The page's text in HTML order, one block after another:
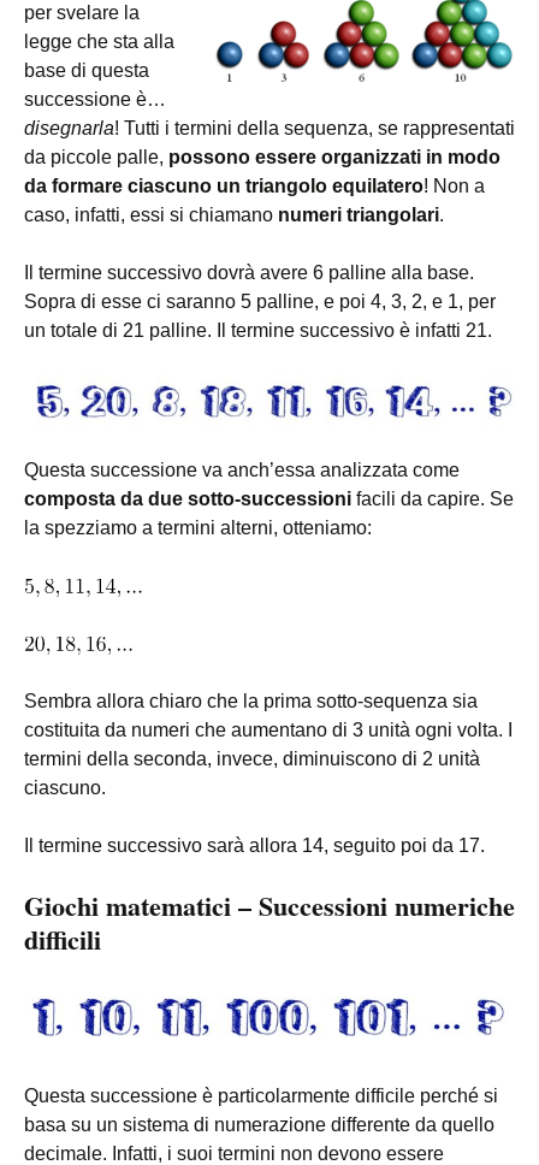
per svelare la
legge che sta alla
base di questa
successione è…
disegnarla! Tutti i termini della sequenza, se rappresentati
da piccole palle, possono essere organizzati in modo
da formare ciascuno un triangolo equilatero! Non a
caso, infatti, essi si chiamano numeri triangolari.
Il termine successivo dovrà avere 6 palline alla base.
Sopra di esse ci saranno 5 palline, e poi 4, 3, 2, e 1, per
un totale di 21 palline. Il termine successivo è infatti 21.
Questa successione va anch’essa analizzata come
composta da due sotto-successioni facili da capire. Se
la spezziamo a termini alterni, otteniamo:
Sembra allora chiaro che la prima sotto-sequenza sia
costituita da numeri che aumentano di 3 unità ogni volta. I
termini della seconda, invece, diminuiscono di 2 unità
ciascuno.
Il termine successivo sarà allora 14, seguito poi da 17.
Giochi matematici – Successioni numeriche
difficili
Questa successione è particolarmente difficile perché si
basa su un sistema di numerazione differente da quello
decimale. Infatti, i suoi termini non devono essere